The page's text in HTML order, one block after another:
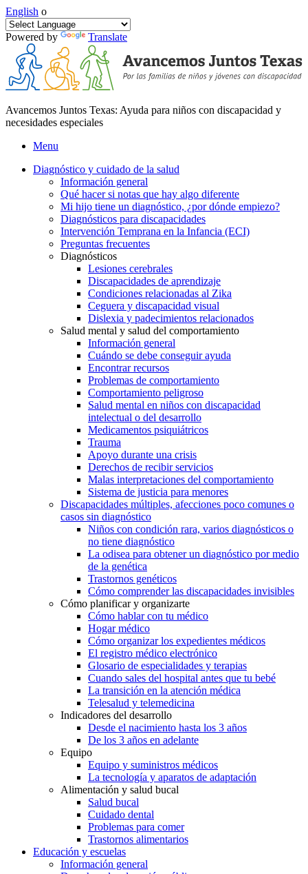
English o
Powered by Translate
Avancemos Juntos Texas: Ayuda para niños con discapacidad y
necesidades especiales
Menu
Diagnóstico y cuidado de la salud
Información general
Qué hacer si notas que hay algo diferente
Mi hijo tiene un diagnóstico, ¿por dónde empiezo?
Diagnósticos para discapacidades
Intervención Temprana en la Infancia (ECI)
Preguntas frecuentes
Diagnósticos
Lesiones cerebrales
Discapacidades de aprendizaje
Condiciones relacionadas al Zika
Ceguera y discapacidad visual
Dislexia y padecimientos relacionados
Salud mental y salud del comportamiento
Información general
Cuándo se debe conseguir ayuda
Encontrar recursos
Problemas de comportamiento
Comportamiento peligroso
Salud mental en niños con discapacidad
intelectual o del desarrollo
Medicamentos psiquiátricos
Trauma
Apoyo durante una crisis
Derechos de recibir servicios
Malas interpretaciones del comportamiento
Sistema de justicia para menores
Discapacidades múltiples, afecciones poco comunes o
casos sin diagnóstico
Niños con condición rara, varios diagnósticos o
no tiene diagnóstico
La odisea para obtener un diagnóstico por medio
de la genética
Trastornos genéticos
Cómo comprender las discapacidades invisibles
Cómo planificar y organizarte
Cómo hablar con tu médico
Hogar médico
Cómo organizar los expedientes médicos
El registro médico electrónico
Glosario de especialidades y terapias
Cuando sales del hospital antes que tu bebé
La transición en la atención médica
Telesalud y telemedicina
Indicadores del desarrollo
Desde el nacimiento hasta los 3 años
De los 3 años en adelante
Equipo
Equipo y suministros médicos
La tecnología y aparatos de adaptación
Alimentación y salud bucal
Salud bucal
Cuidado dental
Problemas para comer
Trastornos alimentarios
Educación y escuelas
Información general